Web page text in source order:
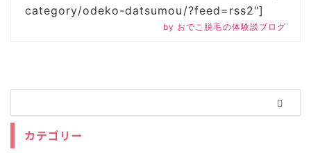
category/odeko-datsumou/?feed=rss2"]
by おでこ脱毛の体験談ブログ
カテゴリー